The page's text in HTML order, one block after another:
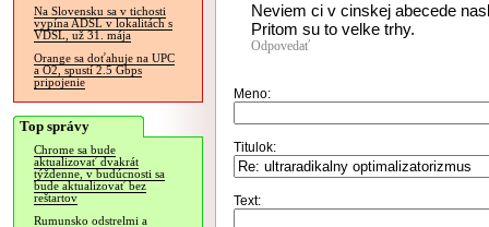
Na Slovensku sa v tichosti
vypína ADSL v lokalitách s
VDSL, už 31. mája
Orange sa doťahuje na UPC
a O2, spustí 2.5 Gbps
pripojenie
Top správy
Chrome sa bude
aktualizovať dvakrát
týždenne, v budúcnosti sa
bude aktualizovať bez
reštartov
Rumunsko odstrelmi a
Neviem ci v cinskej abecede
Pritom su to velke trhy.
Odpovedať
Meno:
Titulok:
Text: